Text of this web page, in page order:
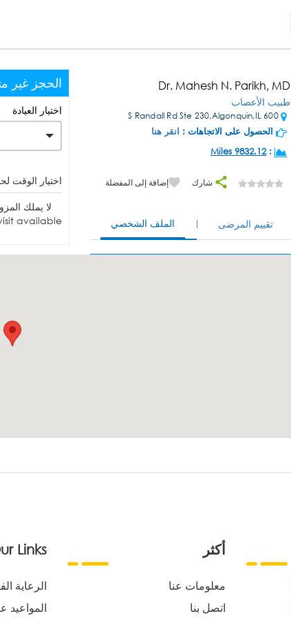
Dr. Mahesh N. Parikh, MD
طبيب الأعصاب
600 S Randall Rd Ste 230,Algonquin,IL
الحصول على الاتجاهات : انقر هنا
:
9832.12 Miles
شارك إضافة إلى المفضلة
الملف الشخصي تقييم المرضى
الحجز غير
اختيار العيادة
اختيار الوقت
لا يملك
available.
Links
الرعاية
المواعيد
أكثر
معلومات عنا
اتصل بنا